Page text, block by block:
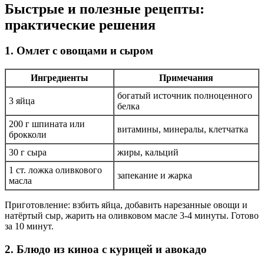
Быстрые и полезные рецепты:
практические решения
1. Омлет с овощами и сыром
Ингредиенты Примечания
3 яйца
богатый источник полноценного
белка
200 г шпината или
брокколи
витамины, минералы, клетчатка
30 г сыра
жиры, кальций
1 ст. ложка оливкового
масла
запекание и жарка
Приготовление: взбить яйца, добавить нарезанные овощи и
натёртый сыр, жарить на оливковом масле 3-4 минуты. Готово
за 10 минут.
2. Блюдо из киноа с курицей и авокадо